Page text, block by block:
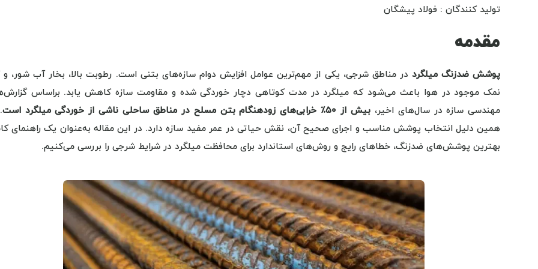
تولید کنندگان : فولاد پیشگان
مقدمه
پوشش ضدزنگ میلگرددر مناطق شرجی، یکی از مهم‌ترین عوامل افزایش دوام سازه‌های بتنی است. رطوبت بالا، بخار آب شور، و
نمک موجود در هوا باعث می‌شود که میلگرد در مدت کوتاهی دچار خوردگی شده و مقاومت سازه کاهش یابد. براساس
مهندسی سازه در سال‌های اخیر،بیش از ۵۰٪ خرابی‌های زودهنگام بتن مسلح در مناطق ساحلی ناشی از خوردگی میلگرد است
همین دلیل انتخاب پوشش مناسب و اجرای صحیح آن، نقش حیاتی در عمر مفید سازه دارد. در این مقاله به‌عنوان یک راهنمای
بهترین پوشش‌های ضدزنگ، خطاهای رایج و روش‌های استاندارد برای محافظت میلگرد در شرایط شرجی را بررسی می‌کنیم.